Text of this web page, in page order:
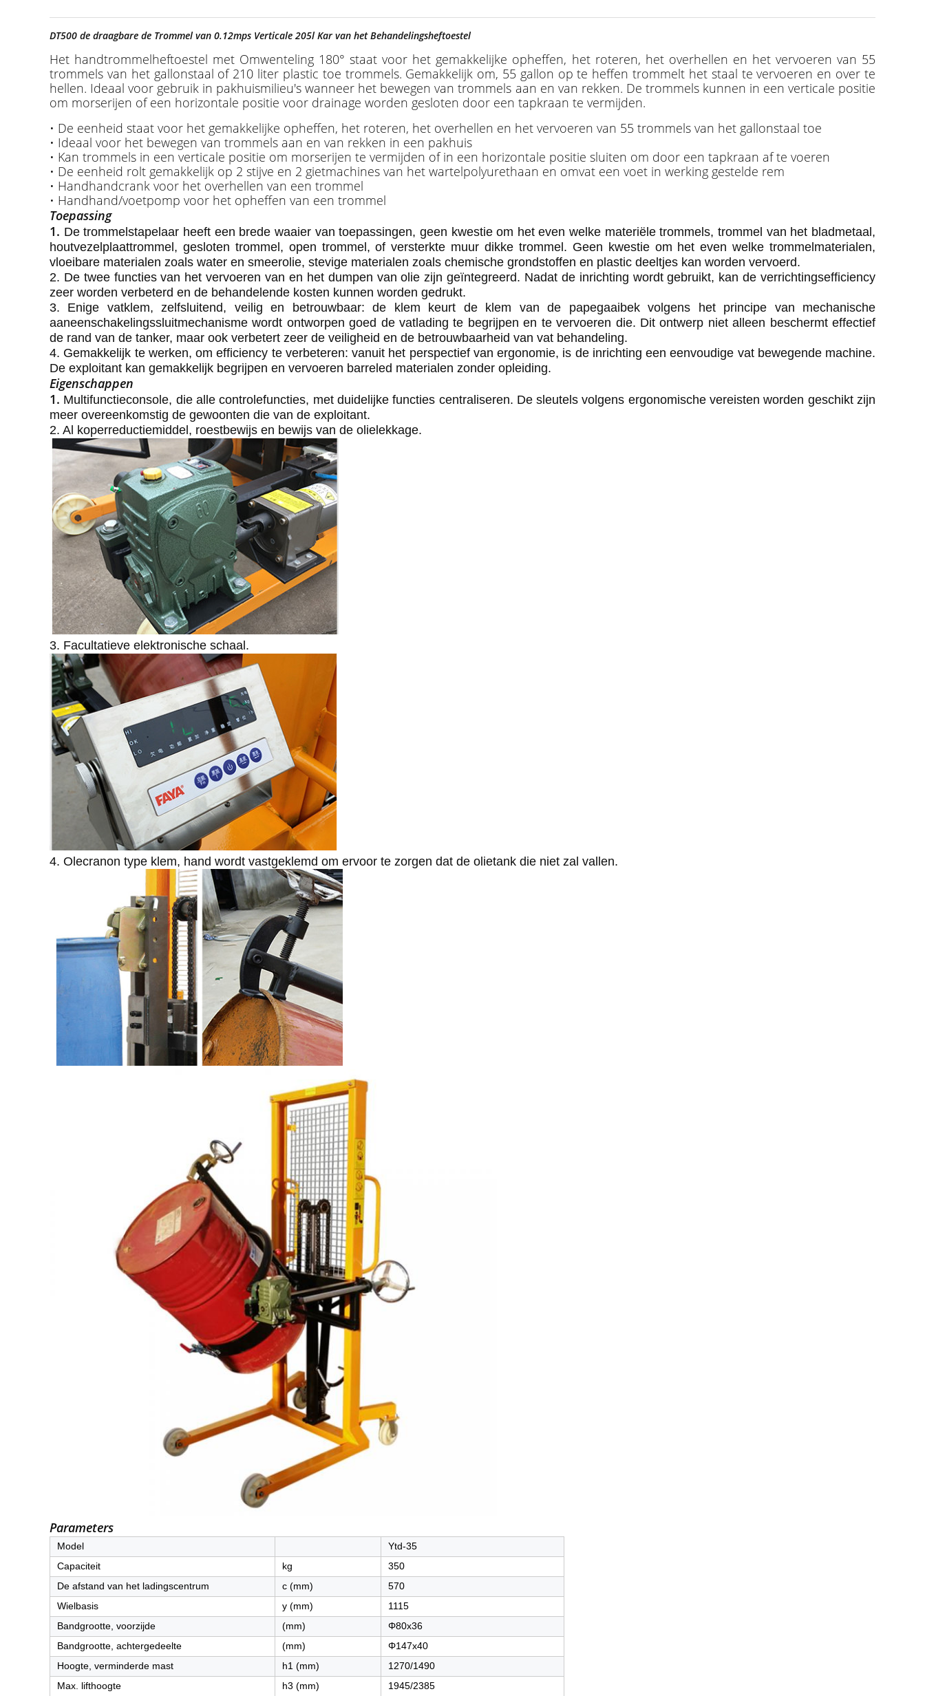
DT500 de draagbare de Trommel van 0.12mps Verticale 205l Kar van het Behandelingsheftoestel
Het handtrommelheftoestel met Omwenteling 180° staat voor het gemakkelijke opheffen, het roteren, het overhellen en het vervoeren van 55
trommels van het gallonstaal of 210 liter plastic toe trommels. Gemakkelijk om, 55 gallon op te heffen trommelt het staal te vervoeren en over te
hellen. Ideaal voor gebruik in pakhuismilieu's wanneer het bewegen van trommels aan en van rekken. De trommels kunnen in een verticale positie
om morserijen of een horizontale positie voor drainage worden gesloten door een tapkraan te vermijden.
• De eenheid staat voor het gemakkelijke opheffen, het roteren, het overhellen en het vervoeren van 55 trommels van het gallonstaal toe
• Ideaal voor het bewegen van trommels aan en van rekken in een pakhuis
• Kan trommels in een verticale positie om morserijen te vermijden of in een horizontale positie sluiten om door een tapkraan af te voeren
• De eenheid rolt gemakkelijk op 2 stijve en 2 gietmachines van het wartelpolyurethaan en omvat een voet in werking gestelde rem
• Handhandcrank voor het overhellen van een trommel
• Handhand/voetpomp voor het opheffen van een trommel
Toepassing
1. De trommelstapelaar heeft een brede waaier van toepassingen, geen kwestie om het even welke materiële trommels, trommel van het bladmetaal,
houtvezelplaattrommel, gesloten trommel, open trommel, of versterkte muur dikke trommel. Geen kwestie om het even welke trommelmaterialen,
vloeibare materialen zoals water en smeerolie, stevige materialen zoals chemische grondstoffen en plastic deeltjes kan worden vervoerd.
2. De twee functies van het vervoeren van en het dumpen van olie zijn geïntegreerd. Nadat de inrichting wordt gebruikt, kan de verrichtingsefficiency
zeer worden verbeterd en de behandelende kosten kunnen worden gedrukt.
3. Enige vatklem, zelfsluitend, veilig en betrouwbaar: de klem keurt de klem van de papegaaibek volgens het principe van mechanische
aaneenschakelingssluitmechanisme wordt ontworpen goed de vatlading te begrijpen en te vervoeren die. Dit ontwerp niet alleen beschermt effectief
de rand van de tanker, maar ook verbetert zeer de veiligheid en de betrouwbaarheid van vat behandeling.
4. Gemakkelijk te werken, om efficiency te verbeteren: vanuit het perspectief van ergonomie, is de inrichting een eenvoudige vat bewegende machine.
De exploitant kan gemakkelijk begrijpen en vervoeren barreled materialen zonder opleiding.
Eigenschappen
1. Multifunctieconsole, die alle controlefuncties, met duidelijke functies centraliseren. De sleutels volgens ergonomische vereisten worden geschikt zijn
meer overeenkomstig de gewoonten die van de exploitant.
2. Al koperreductiemiddel, roestbewijs en bewijs van de olielekkage.
3. Facultatieve elektronische schaal.
4. Olecranon type klem, hand wordt vastgeklemd om ervoor te zorgen dat de olietank die niet zal vallen.
Parameters
Model
Ytd-35
Capaciteit
kg
350
De afstand van het ladingscentrum
c (mm)
570
Wielbasis
y (mm)
1115
Bandgrootte, voorzijde
(mm)
Φ80x36
Bandgrootte, achtergedeelte
(mm)
Φ147x40
Hoogte, verminderde mast
h1 (mm)
1270/1490
Max. lifthoogte
h3 (mm) 1945/2385